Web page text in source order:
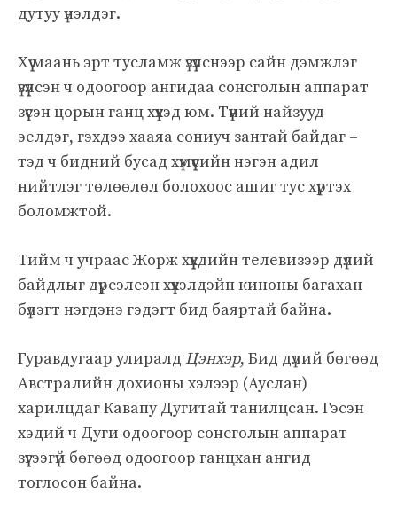
дутуу үнэлдэг.
Хүү маань эрт тусламж үзүүлснээр сайн дэмжлэг
үзүүлсэн ч одоогоор ангидаа сонсголын аппарат
зүүсэн цорын ганц хүүхэд юм. Түүний найзууд
эелдэг, гэхдээ хааяа сониуч зантай байдаг –
тэд ч бидний бусад хүмүүсийн нэгэн адил
нийтлэг төлөөлөл болохоос ашиг тус хүртэх
боломжтой.
Тийм ч учраас Жорж хүүхдийн телевизээр дүлий
байдлыг дүрсэлсэн хүүхэлдэйн киноны багахан
бүлэгт нэгдэнэ гэдэгт бид баяртай байна.
Гуравдугаар улиралд Цэнхэр, Бид дүлий бөгөөд
Австралийн дохионы хэлээр (Ауслан)
харилцдаг Кавапу Дугитай танилцсан. Гэсэн
хэдий ч Дуги одоогоор сонсголын аппарат
зүүгээгүй бөгөөд одоогоор ганцхан ангид
тоглосон байна.